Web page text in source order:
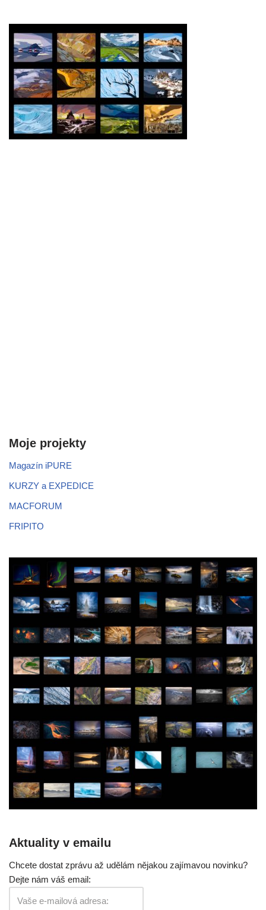
Moje projekty
Magazín iPURE
KURZY a EXPEDICE
MACFORUM
FRIPITO
Aktuality v emailu
Chcete dostat zprávu až udělám nějakou zajímavou novinku?
Dejte nám váš email: